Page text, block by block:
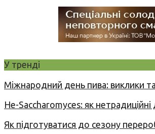
У тренді
Міжнародний день пива: виклики
Не-Saccharomyces: як
Як підготуватися до сезону